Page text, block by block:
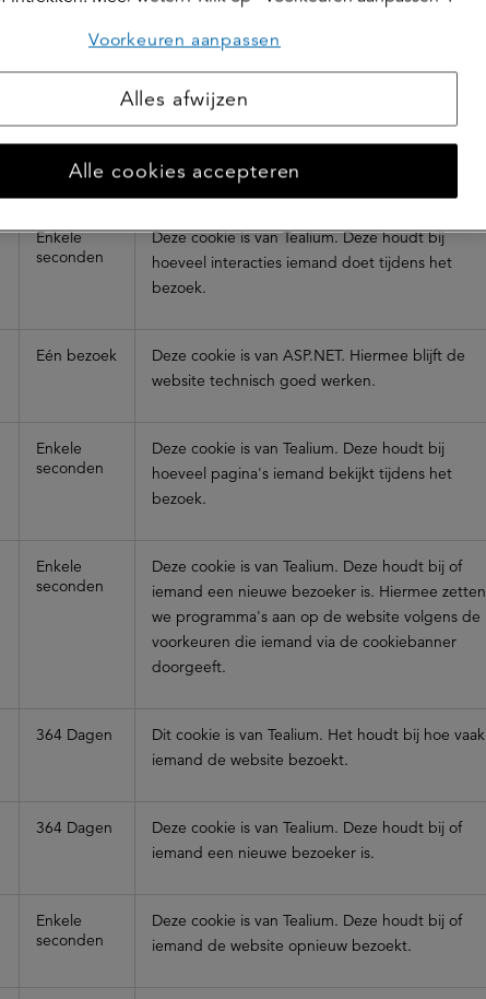
vaak iemand de website bezoekt.
seconden
hoeveel interacties iemand doet tijdens het
bezoek.
Enkele
seconden
Deze cookie is van Tealium. Deze houdt bij
hoeveel interacties iemand doet tijdens het
bezoek.
Eén bezoek
Deze cookie is van ASP.NET. Hiermee blijft de
website technisch goed werken.
Enkele
seconden
Deze cookie is van Tealium. Deze houdt bij
hoeveel pagina's iemand bekijkt tijdens het
bezoek.
Enkele
seconden
Deze cookie is van Tealium. Deze houdt bij of
iemand een nieuwe bezoeker is. Hiermee zetten
we programma's aan op de website volgens de
voorkeuren die iemand via de cookiebanner
doorgeeft.
364 Dagen
Dit cookie is van Tealium. Het houdt bij hoe vaak
iemand de website bezoekt.
364 Dagen
Deze cookie is van Tealium. Deze houdt bij of
iemand een nieuwe bezoeker is.
Enkele
seconden
Deze cookie is van Tealium. Deze houdt bij of
iemand de website opnieuw bezoekt.
Voorkeuren aanpassen
Alles afwijzen
Alle cookies accepteren